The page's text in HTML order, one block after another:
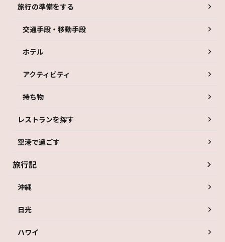
旅行の準備をする
交通手段・移動手段
ホテル
アクティビティ
持ち物
レストランを探す
空港で過ごす
旅行記
沖縄
日光
ハワイ